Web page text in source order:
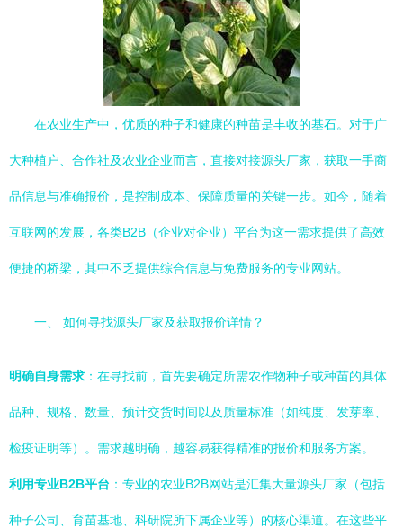
在农业生产中，优质的种子和健康的种苗是丰收的基石。对于广
大种植户、合作社及农业企业而言，直接对接源头厂家，获取一手商
品信息与准确报价，是控制成本、保障质量的关键一步。如今，随着
互联网的发展，各类B2B（企业对企业）平台为这一需求提供了高效
便捷的桥梁，其中不乏提供综合信息与免费服务的专业网站。
一、 如何寻找源头厂家及获取报价详情？
明确自身需求 ：在寻找前，首先要确定所需农作物种子或种苗的具体
品种、规格、数量、预计交货时间以及质量标准（如纯度、发芽率、
检疫证明等）。需求越明确，越容易获得精准的报价和服务方案。
利用专业B2B平台 ：专业的农业B2B网站是汇集大量源头厂家（包括
种子公司、育苗基地、科研院所下属企业等）的核心渠道。在这些平